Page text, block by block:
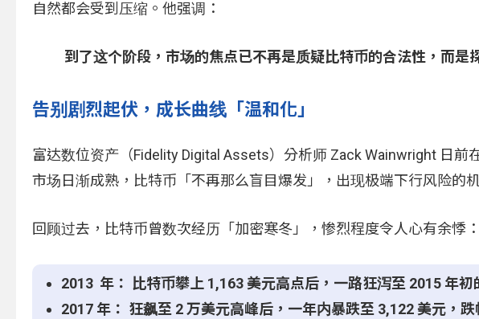
自然都会受到压缩。他强调：
到了这个阶段，市场的焦点已不再是质疑比特币的合法性，而是
告别剧烈起伏，成长曲线「温和化」
富达数位资产（Fidelity Digital Assets）分析师 Zack Wainwright 日
市场日渐成熟，比特币「不再那么盲目爆发」，出现极端下行风险的
回顾过去，比特币曾数次经历「加密寒冬」，惨烈程度令人心有余悸：
2013 年： 比特币攀上 1,163 美元高点后，一路狂泻至 2015 年初
2017 年： 狂飙至 2 万美元高峰后，一年内暴跌至 3,122 美元，跌